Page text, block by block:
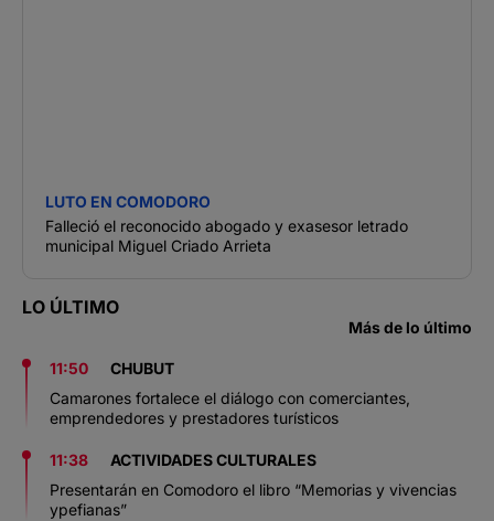
LUTO EN COMODORO
Falleció el reconocido abogado y exasesor letrado
municipal Miguel Criado Arrieta
LO ÚLTIMO
Más de lo último
11:50
CHUBUT
Camarones fortalece el diálogo con comerciantes,
emprendedores y prestadores turísticos
11:38
ACTIVIDADES CULTURALES
Presentarán en Comodoro el libro “Memorias y vivencias
ypefianas”